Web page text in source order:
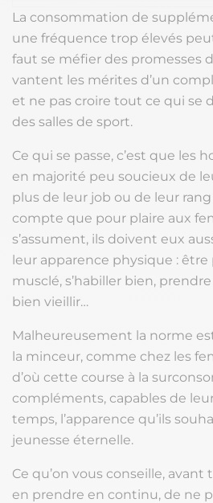
La consommation de
une fréquence trop élevés
faut se méfier des promesses
vantent les mérites d’un
et ne pas croire tout ce qui se
des salles de sport.
Ce qui se passe, c’est que les
en majorité peu soucieux de
plus de leur job ou de leur
compte que pour plaire aux
s’assument, ils doivent eux
leur apparence physique :
musclé, s’habiller bien,
bien vieillir…
Malheureusement la norme
la minceur, comme chez les
d’où cette course à la
compléments, capables de
temps, l’apparence qu’ils
jeunesse éternelle.
Ce qu’on vous conseille, avant
en prendre en continu, de ne